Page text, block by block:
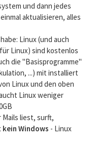
und dann jedes
aktualisieren, alles
Linux (und auch
Linux) sind kostenlos
die "Basisprogramme"
...) mit installiert
Linux und den oben
Linux weniger
Mails liest, surft,
kein Windows - Linux